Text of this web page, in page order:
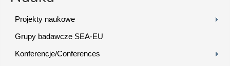
Projekty naukowe
Grupy badawcze SEA-EU
Konferencje/Conferences